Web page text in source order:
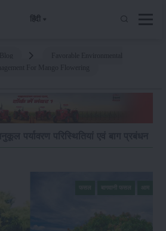
हिंदी